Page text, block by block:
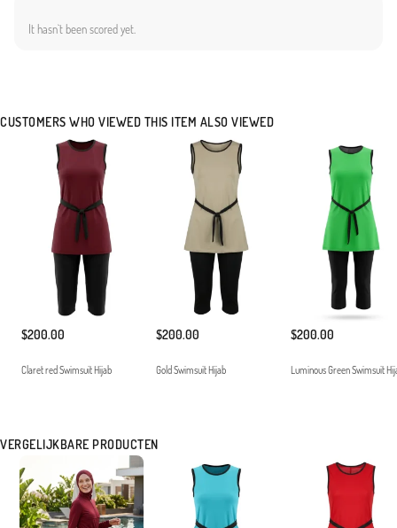
tam set olarak sunulmaktadır. Klorlu su ve deniz tuzuna karşı dayanıklı yapısı, uzun
duyduğu işlevsellik ve estetiği bir araya getiren bu koleksiyon parçasını, uygun
direkt güneş ışığına maruz bırakılmadan kurutulması önerilir.ankeninin Ölçüleri: Beden
38, Boy 177 cm, Göğüs 90 cm, Bel 70 cm, Basen 98 cm
Made in Türkiye
It hasn`t been scored yet.
CUSTOMERS WHO VIEWED THIS ITEM ALSO VIEWED
$200.00
Claret red Swimsuit Hijab
$200.00
Gold Swimsuit Hijab
$200.00
Luminous Green Swimsuit
VERGELIJKBARE PRODUCTEN